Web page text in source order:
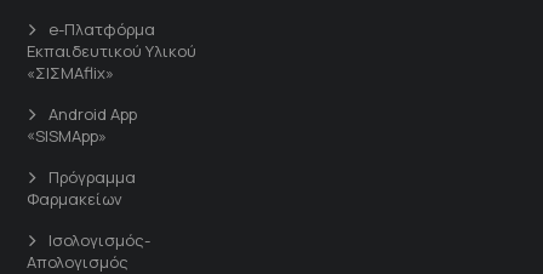
e-Πλατφόρμα
Εκπαιδευτικού Υλικού
«ΣΙΣΜΑflix»
Android App
«SISMApp»
Πρόγραμμα
Φαρμακείων
Ισολογισμός-
Απολογισμός